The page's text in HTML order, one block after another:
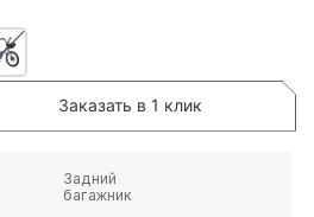
Заказать в 1 клик
Задний
багажник